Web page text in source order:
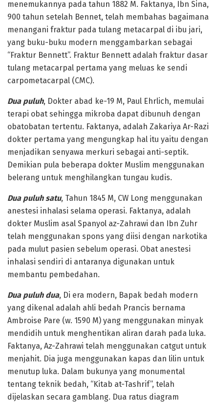
menemukannya pada tahun 1882 M. Faktanya, Ibn Sina,
900 tahun setelah Bennet, telah membahas bagaimana
menangani fraktur pada tulang metacarpal di ibu jari,
yang buku-buku modern menggambarkan sebagai
“Fraktur Bennett”. Fraktur Bennett adalah fraktur dasar
tulang metacarpal pertama yang meluas ke sendi
carpometacarpal (CMC).
Dua puluh, Dokter abad ke-19 M, Paul Ehrlich, memulai
terapi obat sehingga mikroba dapat dibunuh dengan
obatobatan tertentu. Faktanya, adalah Zakariya Ar-Razi
dokter pertama yang mengungkap hal itu yaitu dengan
menjadikan senyawa merkuri sebagai anti-septik.
Demikian pula beberapa dokter Muslim menggunakan
belerang untuk menghilangkan tungau kudis.
Dua puluh satu, Tahun 1845 M, CW Long menggunakan
anestesi inhalasi selama operasi. Faktanya, adalah
dokter Muslim asal Spanyol az-Zahrawi dan Ibn Zuhr
telah menggunakan spons yang diisi dengan narkotika
pada mulut pasien sebelum operasi. Obat anestesi
inhalasi sendiri di antaranya digunakan untuk
membantu pembedahan.
Dua puluh dua, Di era modern, Bapak bedah modern
yang dikenal adalah ahli bedah Prancis bernama
Ambroise Pare (w. 1590 M) yang menggunakan minyak
mendidih untuk menghentikan aliran darah pada luka.
Faktanya, Az-Zahrawi telah menggunakan catgut untuk
menjahit. Dia juga menggunakan kapas dan lilin untuk
menutup luka. Dalam bukunya yang monumental
tentang teknik bedah, “Kitab at-Tashrif”, telah
dijelaskan secara gamblang. Dua ratus diagram